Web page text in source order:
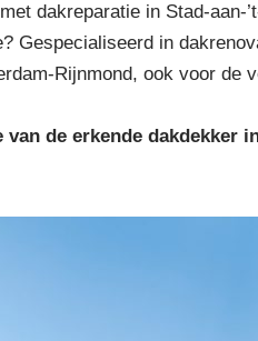
dakreparatie in Stad-aan-
Gespecialiseerd in
Rijnmond, ook voor de
de erkende dakdekker